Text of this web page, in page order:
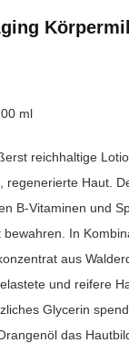
ml
reichhaltige
regenerierte Haut.
B-Vitaminen und
bewahren. In
aus
und reifere
Glycerin
das